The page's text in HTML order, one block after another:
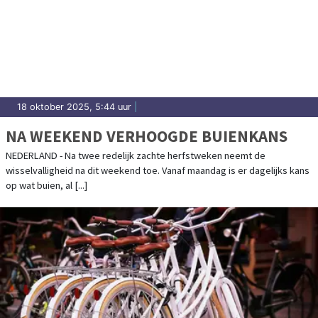
18 oktober 2025, 5:44 uur
NA WEEKEND VERHOOGDE BUIENKANS
NEDERLAND - Na twee redelijk zachte herfstweken neemt de
wisselvalligheid na dit weekend toe. Vanaf maandag is er dagelijks kans
op wat buien, al [...]